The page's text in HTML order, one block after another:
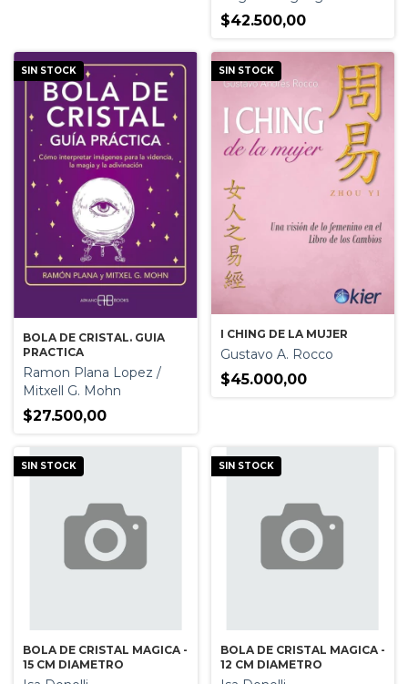
$42.500,00
SIN STOCK
BOLA DE CRISTAL. GUIA
PRACTICA
Ramon Plana Lopez /
Mitxell G. Mohn
$27.500,00
SIN STOCK
I CHING DE LA MUJER
Gustavo A. Rocco
$45.000,00
SIN STOCK
BOLA DE CRISTAL MAGICA -
15 CM DIAMETRO
SIN STOCK
BOLA DE CRISTAL MAGICA -
12 CM DIAMETRO